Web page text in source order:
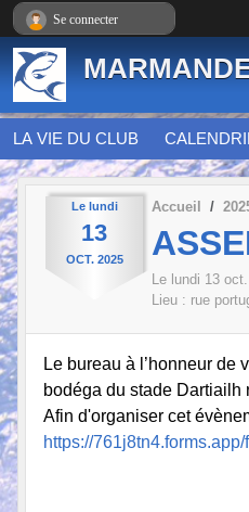
LA VIE DU CLUB
Le lundi
13
OCT. 2025
Accueil
Le lundi 13 oct.
Lieu : rue
Le bureau à l’honneur
bodéga du stade Dartiailh
Afin d'organiser cet
https://
Se connecter
Panneau de gestion des cookies